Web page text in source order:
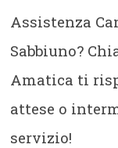
Assistenza
Sabbiuno?
Amatica ti
attese o
servizio!